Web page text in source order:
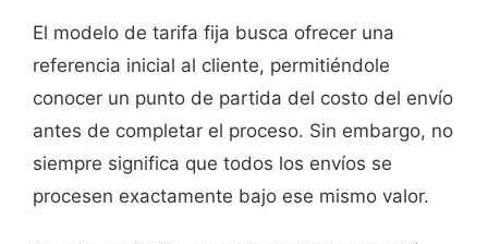
El modelo de tarifa fija busca ofrecer una
referencia inicial al cliente, permitiéndole
conocer un punto de partida del costo del envío
antes de completar el proceso. Sin embargo, no
siempre significa que todos los envíos se
procesen exactamente bajo ese mismo valor.